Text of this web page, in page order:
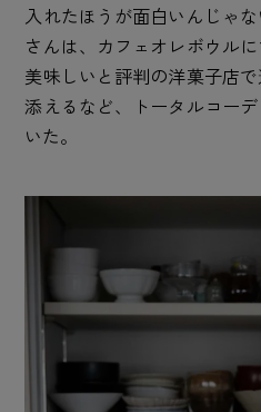
入れたほうが面白いんじゃ
さんは、カフェオレボウル
美味しいと評判の洋菓子店
添えるなど、トータルコー
いた。